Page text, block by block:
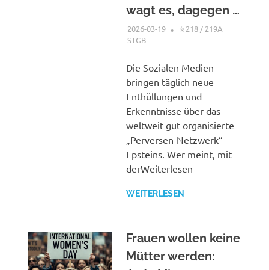
wagt es, dagegen …
2026-03-19 XX
§ 218 / 219A
STGB
Die Sozialen Medien
bringen täglich neue
Enthüllungen und
Erkenntnisse über das
weltweit gut organisierte
„Perversen-Netzwerk“
Epsteins. Wer meint, mit
derWeiterlesen
WEITERLESEN
Frauen wollen keine
Mütter werden: